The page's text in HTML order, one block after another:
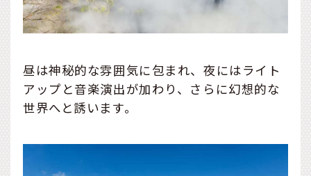
昼は神秘的な雰囲気に包まれ、夜にはライト
アップと音楽演出が加わり、さらに幻想的な
世界へと誘います。